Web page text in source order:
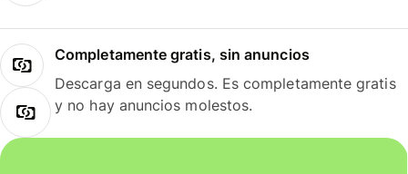
Completamente gratis, sin anuncios
Descarga en segundos. Es completamente gratis
y no hay anuncios molestos.